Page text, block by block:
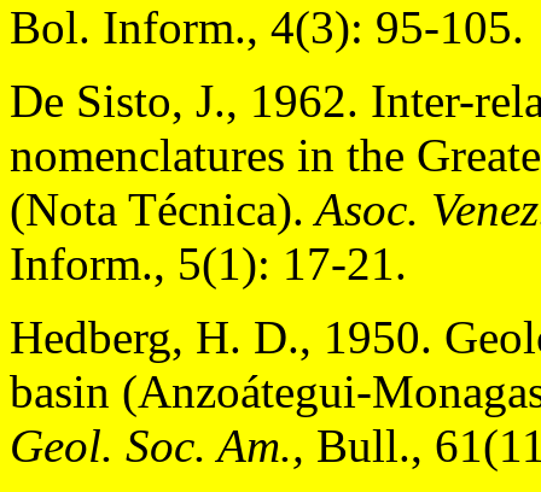
Bol. Inform., 4(3): 95-105.
De Sisto, J., 1962. Inter-
nomenclatures in the
(Nota Técnica). Asoc.
Inform., 5(1): 17-21.
Hedberg, H. D., 1950.
basin (Anzoátegui-
Geol. Soc. Am., Bull.,